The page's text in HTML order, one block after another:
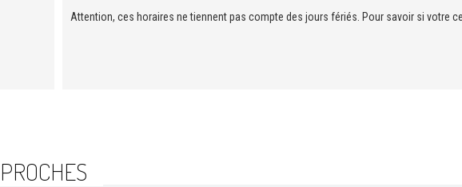
Attention, ces horaires ne tiennent pas compte des jours fériés. Pour savoir si votre